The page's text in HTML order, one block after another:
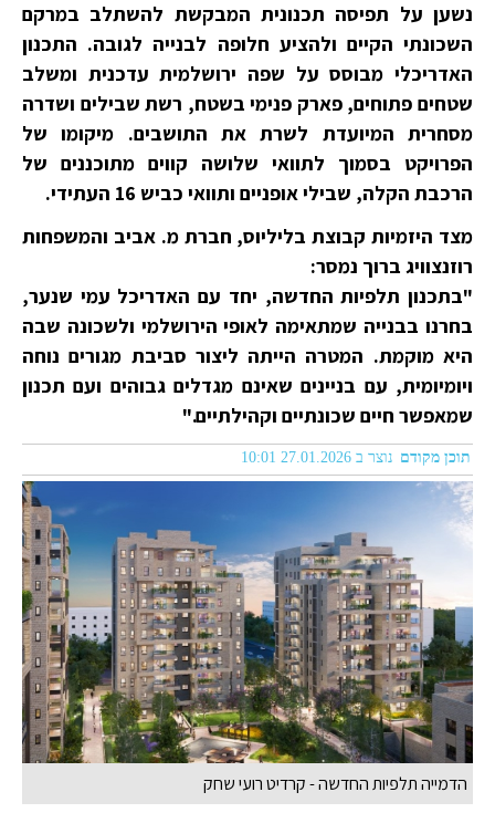
נשען על תפיסה תכנונית המבקשת להשתלב במרקם
השכונתי הקיים ולהציע חלופה לבנייה לגובה. התכנון
האדריכלי מבוסס על שפה ירושלמית עדכנית ומשלב
שטחים פתוחים, פארק פנימי בשטח, רשת שבילים ושדרה
מסחרית המיועדת לשרת את התושבים. מיקומו של
הפרויקט בסמוך לתוואי שלושה קווים מתוכננים של
הרכבת הקלה, שבילי אופניים ותוואי כביש 16 העתידי.
מצד היזמיות קבוצת בליליוס, חברת מ. אביב והמשפחות
רוזנצוויג ברוך נמסר:
"בתכנון תלפיות החדשה, יחד עם האדריכל עמי שנער,
בחרנו בבנייה שמתאימה לאופי הירושלמי ולשכונה שבה
היא מוקמת. המטרה הייתה ליצור סביבת מגורים נוחה
ויומיומית, עם בניינים שאינם מגדלים גבוהים ועם תכנון
שמאפשר חיים שכונתיים וקהילתיים."
תוכן מקודם נוצר ב 27.01.2026 10:01
הדמייה תלפיות החדשה - קרדיט רועי שחק